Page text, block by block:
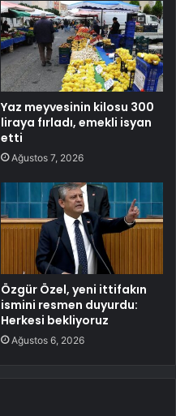
Yaz meyvesinin kilosu 300
liraya fırladı, emekli isyan
etti
Ağustos 7, 2026
Özgür Özel, yeni ittifakın
ismini resmen duyurdu:
Herkesi bekliyoruz
Ağustos 6, 2026